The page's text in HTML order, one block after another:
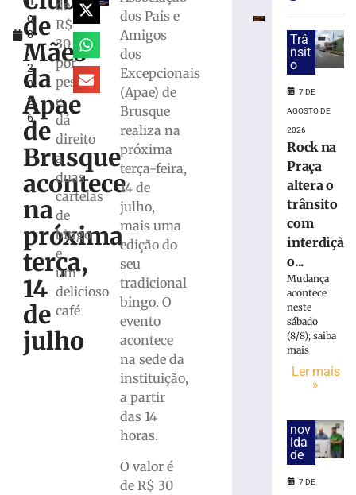
o
8
,
2
0
2
6
de
Mães
da
Apae
de
Brusque
acontece
na
próxima
terça,
14
de
julho
de
R$
30
por
pessoa
e
dá
direito
a
duas
cartelas
de
bingo
e
um
delicioso
café
dos Pais e
Amigos
dos
Excepcionais
(Apae) de
Brusque
realiza na
próxima
terça-feira,
14 de
julho,
mais uma
edição do
seu
tradicional
bingo. O
evento
acontece
na sede da
instituição,
a partir
das 14
horas.
O valor é
de R$ 30
conta
de
Brusque
edição
Rodeio
Crioulo
Nacional
Feira
Livre
Schlosser
especial
sábado
Trâ
nsit
o
7 DE
AGOSTO DE
2026
Rock na
Praça
altera o
trânsito
com
interdiçã
o...
Mudança
acontece
neste
sábado
(8/8); saiba
mais
Ler mais
»
nov
ida
de
7 DE